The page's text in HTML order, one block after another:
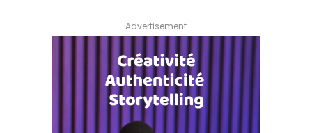
Advertisement